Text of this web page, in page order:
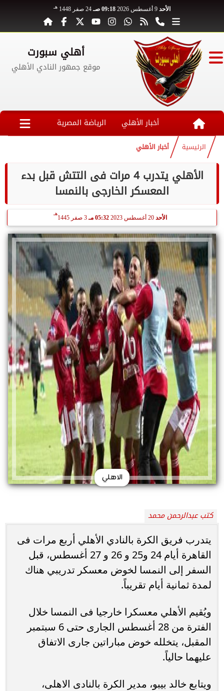
الأحد 09:18 صـ 24 صفر 1448 هـ
أهلي سبورت
موقع جمهور النادي الأهلي
أخبار الأهلي الرياضة المصرية
الرئيسية أخبار الأهلي
الأهلي يتدرب 4 مرات فى التتش قبل بدء
المعسكر الخارجى بالنمسا
الأحد 20 أغسطس 2023 05:32 مـ 3 صفر 1445
هـ
الاهلي
كتب عبدالرحمن محمد
يتدرب فريق الكرة بالنادي الأهلي أربع مرات فى
القاهرة أيام 24 و25 و 26 و 27 أغسطس، قبل
السفر إلى النمسا لخوض معسكر تدريبي هناك
لمدة ثمانية أيام تقريباً.
ويُقيم الأهلي معسكرا خارجيا فى النمسا خلال
الفترة من 28 أغسطس الجارى حتى 6 سبتمبر
المقبل، يتخلله خوض مباراتين جارى الاتفاق
عليهما حالياً.
ويتابع خالد بيبو، مدير الكرة بالنادى الاهلى،